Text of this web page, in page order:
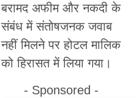
बरामद अफीम और नकदी के
संबंध में संतोषजनक जवाब
नहीं मिलने पर होटल मालिक
को हिरासत में लिया गया।
- Sponsored -